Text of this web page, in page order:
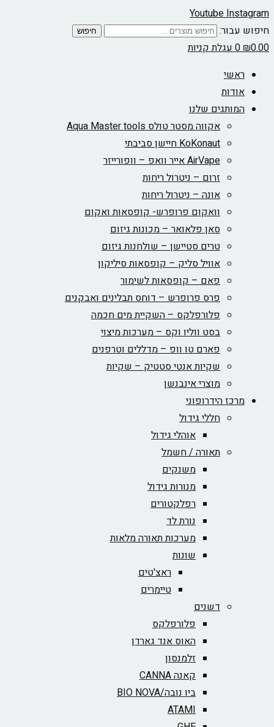
Youtube
עגלת קניות
שלנו
אקווה מסטר טולס Aqua Master tools
KoKonaut חיישן סביבתי
AirVape אייר וואפ – וופורייזר
זרום – ניטרול ריחות
אונה – ניטרול ריחות
וואקום פרופרש- קופסאות ואקום
סאן פלאואר – מכונות גיזום
טרים סטיישן – שולחנות גיזום
אוויל סליק – קופסאות סיליקון
פאם – קופסאות לשימור
פרס פרופרש – דוחס תבלינים ואבקנים
פלורפלקס – השקיית מים חכמה
בסט ווליו וקס – מערכות מיצוי
פארם טו וופ – מדללים וטרפנים
שקיות אנטי סטטיק – שקיות
מוצרי אינבנשן
הידרופוני
חללי גידול
אוהלי גידול
תאורה / חשמל
משנקים
מנורות גידול
רפלקטורים
נורת לד
מערכות תאורה מלאות
ראצ'טים
טיימרים
דשנים
פלורפלקס
האוס אנד גארדן
זלמנסון
ביו נובה/BIO NOVA‏
ATAMI